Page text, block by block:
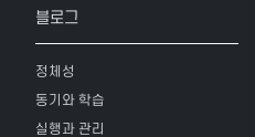
블로그
정체성
동기와 학습
실행과 관리